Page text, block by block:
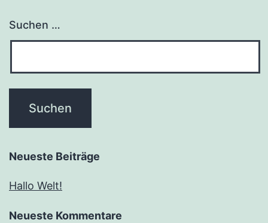
Suchen …
Neueste Beiträge
Hallo Welt!
Neueste Kommentare